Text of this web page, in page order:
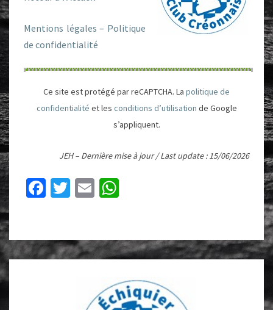
Mentions légales – Politique
de confidentialité
Ce site est protégé par reCAPTCHA. La politique de
confidentialité et les conditions d’utilisation de Google
s’appliquent.
JEH – Dernière mise à jour / Last update : 15/06/2026
Fa
o
o
T
er
E
l
sA
p
p